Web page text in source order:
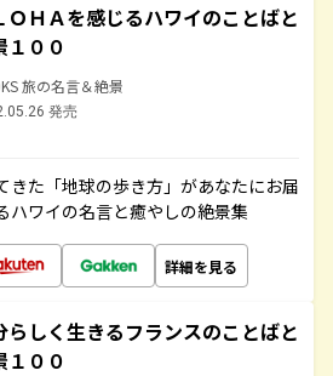
ＯＨＡを感じるハワイのことばと
１００
旅の名言＆絶景
発売
きた「地球の歩き方」があなたにお届
ハワイの名言と癒やしの絶景集
詳細を見る
らしく生きるフランスのことばと
１００